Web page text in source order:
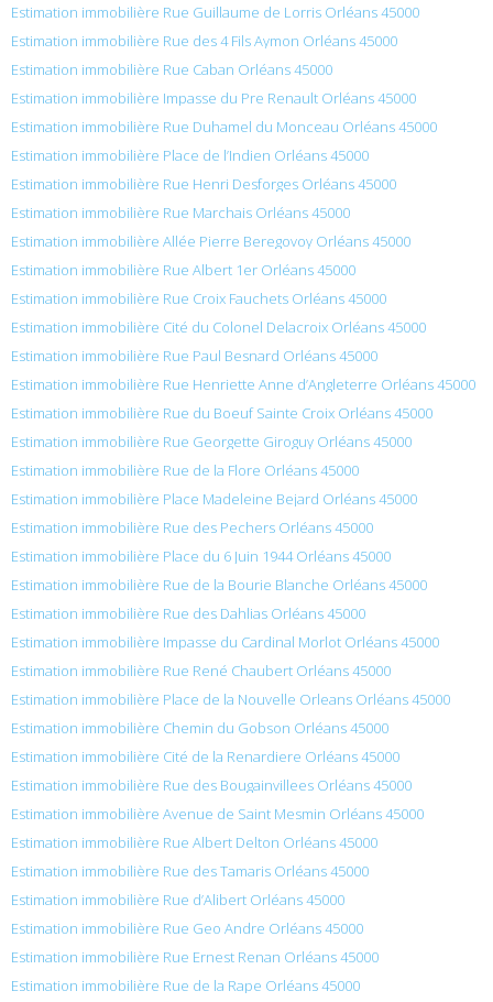
Estimation immobilière Rue Guillaume de Lorris Orléans 45000
Estimation immobilière Rue des 4 Fils Aymon Orléans 45000
Estimation immobilière Rue Caban Orléans 45000
Estimation immobilière Impasse du Pre Renault Orléans 45000
Estimation immobilière Rue Duhamel du Monceau Orléans 45000
Estimation immobilière Place de l’Indien Orléans 45000
Estimation immobilière Rue Henri Desforges Orléans 45000
Estimation immobilière Rue Marchais Orléans 45000
Estimation immobilière Allée Pierre Beregovoy Orléans 45000
Estimation immobilière Rue Albert 1er Orléans 45000
Estimation immobilière Rue Croix Fauchets Orléans 45000
Estimation immobilière Cité du Colonel Delacroix Orléans 45000
Estimation immobilière Rue Paul Besnard Orléans 45000
Estimation immobilière Rue Henriette Anne d’Angleterre Orléans 45000
Estimation immobilière Rue du Boeuf Sainte Croix Orléans 45000
Estimation immobilière Rue Georgette Giroguy Orléans 45000
Estimation immobilière Rue de la Flore Orléans 45000
Estimation immobilière Place Madeleine Bejard Orléans 45000
Estimation immobilière Rue des Pechers Orléans 45000
Estimation immobilière Place du 6 Juin 1944 Orléans 45000
Estimation immobilière Rue de la Bourie Blanche Orléans 45000
Estimation immobilière Rue des Dahlias Orléans 45000
Estimation immobilière Impasse du Cardinal Morlot Orléans 45000
Estimation immobilière Rue René Chaubert Orléans 45000
Estimation immobilière Place de la Nouvelle Orleans Orléans 45000
Estimation immobilière Chemin du Gobson Orléans 45000
Estimation immobilière Cité de la Renardiere Orléans 45000
Estimation immobilière Rue des Bougainvillees Orléans 45000
Estimation immobilière Avenue de Saint Mesmin Orléans 45000
Estimation immobilière Rue Albert Delton Orléans 45000
Estimation immobilière Rue des Tamaris Orléans 45000
Estimation immobilière Rue d’Alibert Orléans 45000
Estimation immobilière Rue Geo Andre Orléans 45000
Estimation immobilière Rue Ernest Renan Orléans 45000
Estimation immobilière Rue de la Rape Orléans 45000